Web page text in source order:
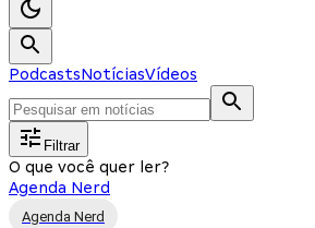
PodcastsNotíciasVídeos
Filtrar
O que você quer ler?
Agenda Nerd
Agenda Nerd